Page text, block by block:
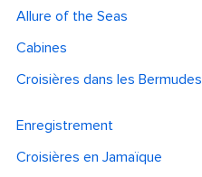
Allure of the Seas
Cabines
Croisières dans les Bermudes
Enregistrement
Croisières en Jamaïque